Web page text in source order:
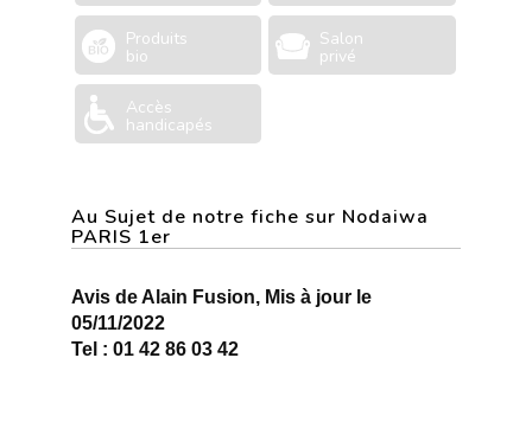
Produits
bio
Salon
privé
Accès
handicapés
Au Sujet de notre fiche sur Nodaiwa
PARIS 1er
Avis de Alain Fusion, Mis à jour le
05/11/2022
Tel : 01 42 86 03 42